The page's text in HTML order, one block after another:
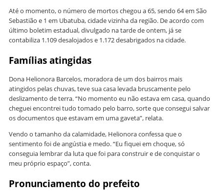
Até o momento, o número de mortos chegou a 65, sendo 64 em São
Sebastião e 1 em Ubatuba, cidade vizinha da região. De acordo com
último boletim estadual, divulgado na tarde de ontem, já se
contabiliza 1.109 desalojados e 1.172 desabrigados na cidade.
Famílias atingidas
Dona Helionora Barcelos, moradora de um dos bairros mais
atingidos pelas chuvas, teve sua casa levada bruscamente pelo
deslizamento de terra. “No momento eu não estava em casa, quando
cheguei encontrei tudo tomado pelo barro, sorte que consegui salvar
os documentos que estavam em uma gaveta”, relata.
Vendo o tamanho da calamidade, Helionora confessa que o
sentimento foi de angústia e medo. “Eu fiquei em choque, só
conseguia lembrar da luta que foi para construir e de conquistar o
meu próprio espaço”, conta.
Pronunciamento do prefeito